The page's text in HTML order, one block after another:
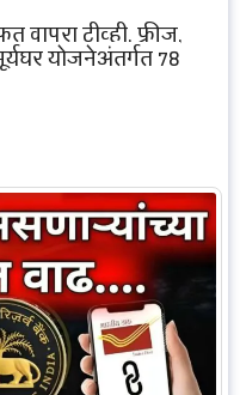
टीव्ही, फ्रीज,
योजनेअंतर्गत 78